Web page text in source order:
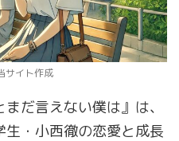
サイト作成
だ言えない僕は』は、
・小西徹の恋愛と成長